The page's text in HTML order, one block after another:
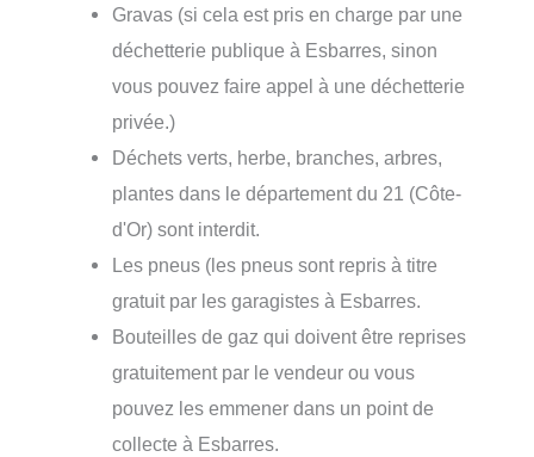
Gravas (si cela est pris en charge par une
déchetterie publique à Esbarres, sinon
vous pouvez faire appel à une déchetterie
privée.)
Déchets verts, herbe, branches, arbres,
plantes dans le département du 21 (Côte-
d'Or) sont interdit.
Les pneus (les pneus sont repris à titre
gratuit par les garagistes à Esbarres.
Bouteilles de gaz qui doivent être reprises
gratuitement par le vendeur ou vous
pouvez les emmener dans un point de
collecte à Esbarres.